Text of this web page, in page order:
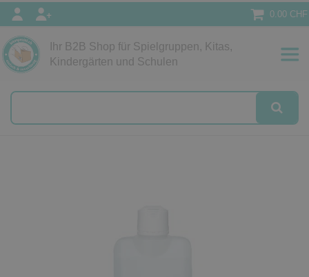
0.00 CHF
Ihr B2B Shop für Spielgruppen, Kitas,
Kindergärten und Schulen
Papeterie